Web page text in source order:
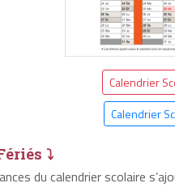
Calendrier
Calendrier
⤵
du calendrier scolaire